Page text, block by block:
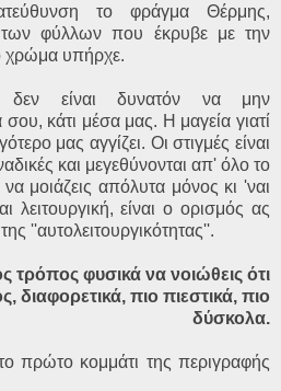
το φράγμα Θέρμης,
των φύλλων που έκρυβε με την
χρώμα υπήρχε.
δεν είναι δυνατόν να μην
κάτι μέσα μας. Η μαγεία γιατί
μας αγγίζει. Οι στιγμές είναι
και μεγεθύνονται απ' όλο το
μοιάζεις απόλυτα μόνος κι 'ναι
λειτουργική, είναι ο ορισμός ας
''αυτολειτουργικότητας''.
τρόπος φυσικά να νοιώθεις ότι
διαφορετικά, πιο πιεστικά, πιο
δύσκολα.
πρώτο κομμάτι της περιγραφής